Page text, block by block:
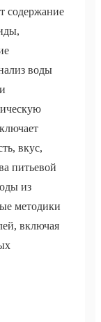
содержание
воды
вкус,
питьевой
из
методики
включая